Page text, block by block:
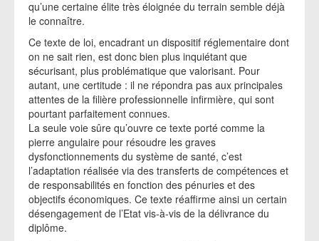
qu’une certaine élite très éloignée du terrain semble déjà
le connaître.
Ce texte de loi, encadrant un dispositif réglementaire dont
on ne sait rien, est donc bien plus inquiétant que
sécurisant, plus problématique que valorisant. Pour
autant, une certitude : il ne répondra pas aux principales
attentes de la filière professionnelle infirmière, qui sont
pourtant parfaitement connues.
La seule voie sûre qu’ouvre ce texte porté comme la
pierre angulaire pour résoudre les graves
dysfonctionnements du système de santé, c’est
l’adaptation réalisée via des transferts de compétences et
de responsabilités en fonction des pénuries et des
objectifs économiques. Ce texte réaffirme ainsi un certain
désengagement de l’Etat vis-à-vis de la délivrance du
diplôme.